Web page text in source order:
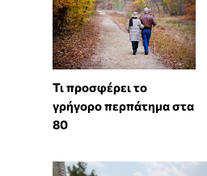
Τι προσφέρει το
γρήγορο περπάτημα στα
80